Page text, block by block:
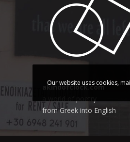
akindofclock.com
from Greek into English
Our website uses cookies,